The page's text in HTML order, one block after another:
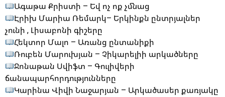
Ագաթա Քրիստի – Եվ ոչ ոք չմնաց
Էրիխ Մարիա Ռեմարկ– Երկինքն ընտրյալներ
չունի , Լիսաբոնի գիշերը
Հեկտոր Մալո – Առանց ընտանիքի
Ռուբեն Մարուխյան – Չիկարելիի արկածները
Ջոնաթան Սվիֆտ – Գուլիվերի
ճանապարհորդությունները
Կարինա Վիվի Նաջարյան – Արկածասեր քառյակը